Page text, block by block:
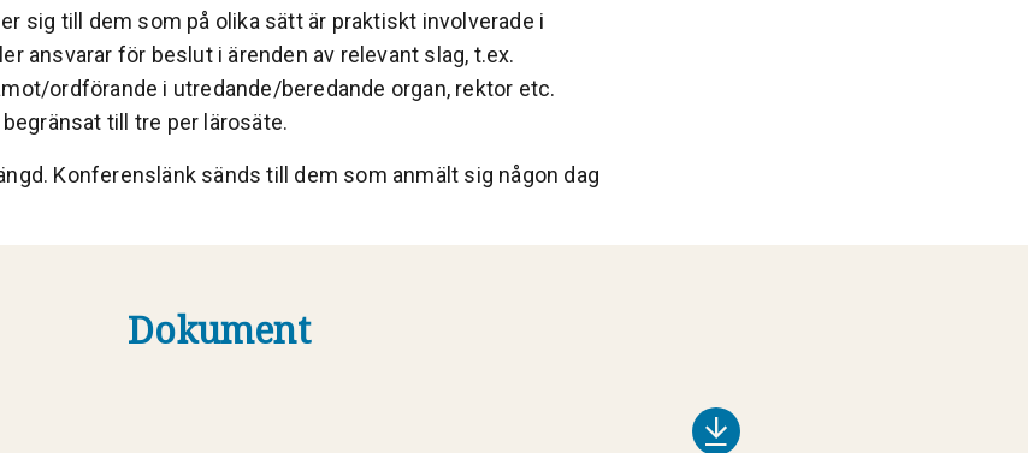
sig till dem som på olika sätt är praktiskt involverade i
ansvarar för beslut i ärenden av relevant slag, t.ex.
ordförande i utredande/beredande organ, rektor etc.
till tre per lärosäte.
Konferenslänk sänds till dem som anmält sig någon dag
Dokument